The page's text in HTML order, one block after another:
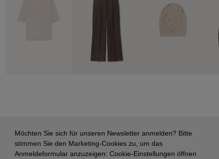
Möchten Sie sich für unseren Newsletter anmelden? Bitte
stimmen Sie den Marketing-Cookies zu, um das
Anmeldeformular anzuzeigen: Cookie-Einstellungen öffnen